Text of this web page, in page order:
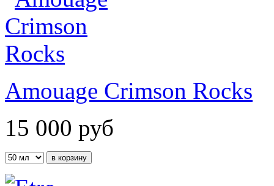
Amouage Crimson Rocks
15 000 руб